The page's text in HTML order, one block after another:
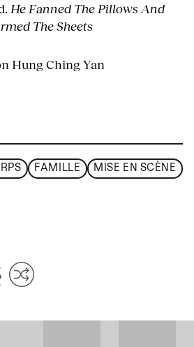
He Fanned The Pillows And
The Sheets
Hung Ching Yan
FAMILLE MISE EN SCÈNE